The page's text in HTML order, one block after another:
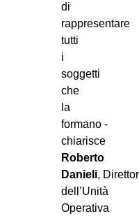
di
rappresentare
tutti
i
soggetti
che
la
formano -
chiarisce
Roberto
Danieli,
dell’Unità
Operativa